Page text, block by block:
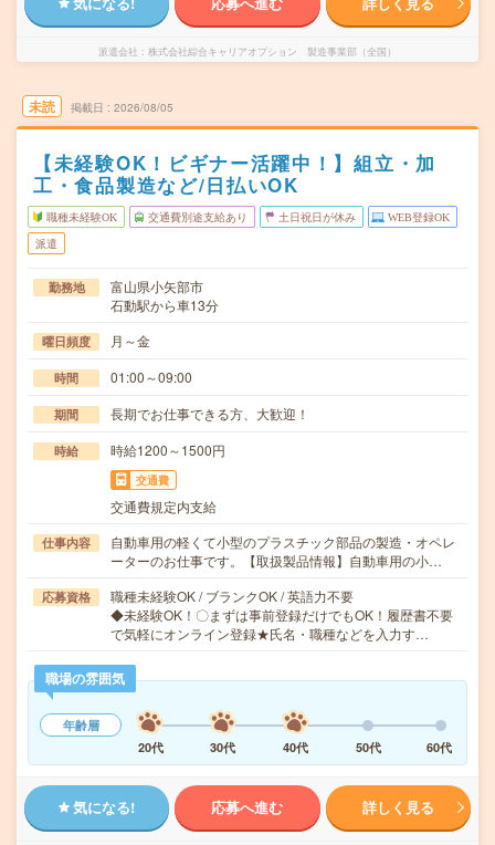
派遣会社 株式会社綜合キャリアオプション 製造事業部（全国）
未読 掲載日 2026/08/05
【未経験OK！ビギナー活躍中！】組立・加
工・食品製造など/日払いOK
職種未経験OK 交通費別途支給あり 土日祝日が休み WEB登録OK
派遣
勤務地
富山県小矢部市
石動駅から車13分
曜日頻度 月～金
時間 01:00～09:00
期間 長期でお仕事できる方、大歓迎！
時給 時給1200～1500円
交通費
交通費規定内支給
仕事内容
自動車用の軽くて小型のプラスチック部品の製造・オペレ
ーターのお仕事です。【取扱製品情報】自動車用の小…
応募資格
職種未経験OK / ブランクOK / 英語力不要
◆未経験OK！〇まずは事前登録だけでもOK！履歴書不要
で気軽にオンライン登録★氏名・職種などを入力す…
職場の雰囲気
年齢層
20代
30代 40代 50代 60代
気になる! 応募へ進む 詳しく見る